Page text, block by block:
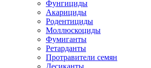
Фунгициды
Акарициды
Родентициды
Моллюскоциды
Фумиганты
Ретарданты
Протравители семян
Десиканты